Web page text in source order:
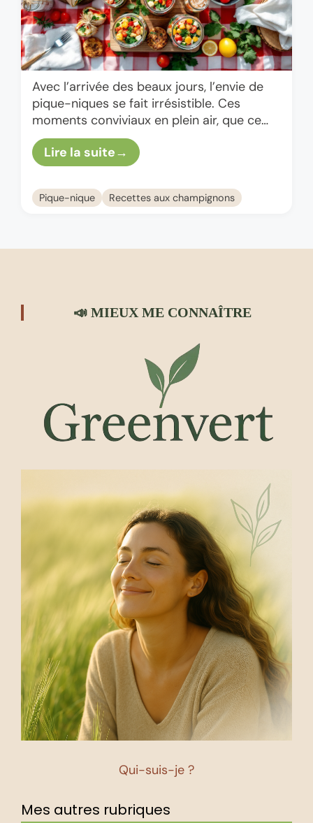
Avec l’arrivée des beaux jours, l’envie de
pique-niques se fait irrésistible. Ces
moments conviviaux en plein air, que ce
soit dans un parc, près d’un lac ou sur la
plage, …
Lire la suite
Pique-nique Recettes aux champignons
📣 MIEUX ME CONNAÎTRE
Qui-suis-je ?
Mes autres rubriques